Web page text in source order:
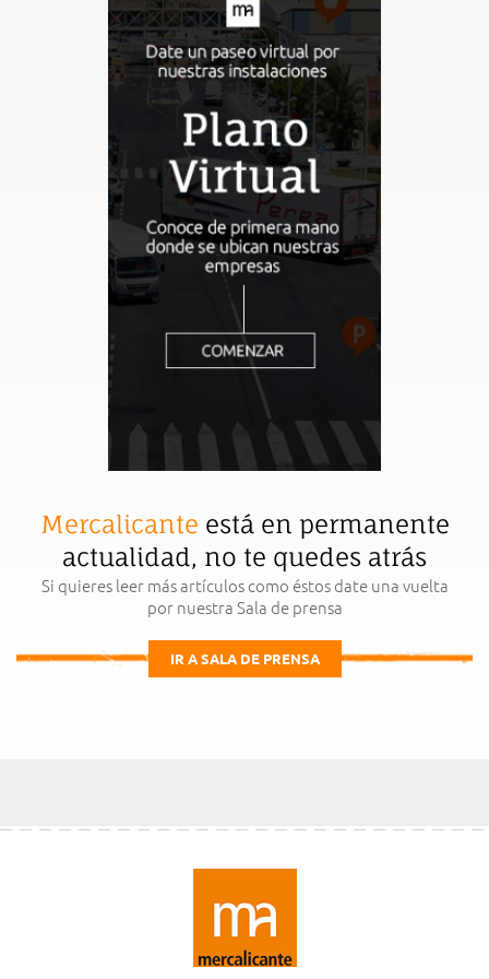
Mercalicante está en permanente
actualidad, no te quedes atrás
Si quieres leer más artículos como éstos date una vuelta
por nuestra Sala de prensa
IR A SALA DE PRENSA